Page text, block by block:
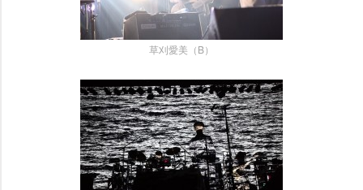
草刈愛美（B）